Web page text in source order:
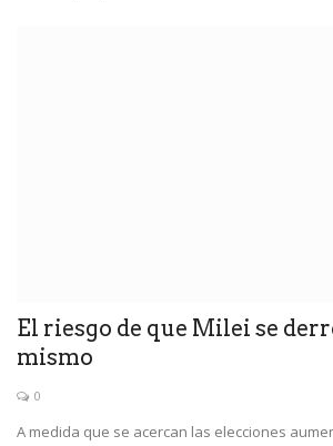
El riesgo de que Milei se
mismo
0
A medida que se acercan las elecciones